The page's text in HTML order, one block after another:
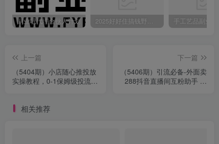
副业吧代理合伙人计划
上一篇
（5404期）小店随心推投放
实操教程，0-1保姆级投流操
下一篇
（5406期）引流必备-外面卖
288抖音直播间互粉助手 解
相关推荐